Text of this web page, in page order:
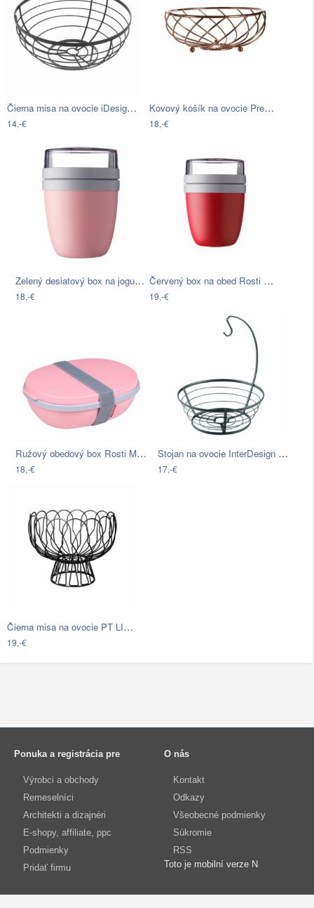
Čierna misa na ovocie iDesign Austin, ø…
14,-€
Kovový košík na ovocie Premier…
18,-€
Zelený desiatový box na jogurt Rosti…
18,-€
Červený box na obed Rosti Mepal Ellipse…
19,-€
Ružový obedový box Rosti Mepal Ellipse
18,-€
Stojan na ovocie InterDesign Axis
17,-€
Čierna misa na ovocie PT LIVING Wired
19,-€
Ponuka a registrácia pre
Výrobci a obchody
Remeselníci
Architekti a dizajnéri
E-shopy, affiliate, ppc
Podmienky
Pridať firmu
O nás
Kontakt
Odkazy
Všeobecné podmienky
Súkromie
RSS
Toto je mobilní verze N